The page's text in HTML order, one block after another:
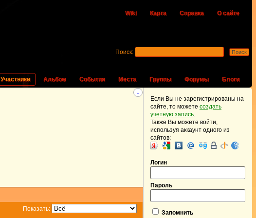
Wiki Карта Справка О сайте
Участники Альбом События Места Группы Форумы Блоги
Поиск:
-
Показать:
Если Вы не зарегистрированы на
сайте, то можете создать
учетную запись.
Также Вы можете войти,
используя аккаунт одного из
сайтов:
Логин
Пароль
Запомнить